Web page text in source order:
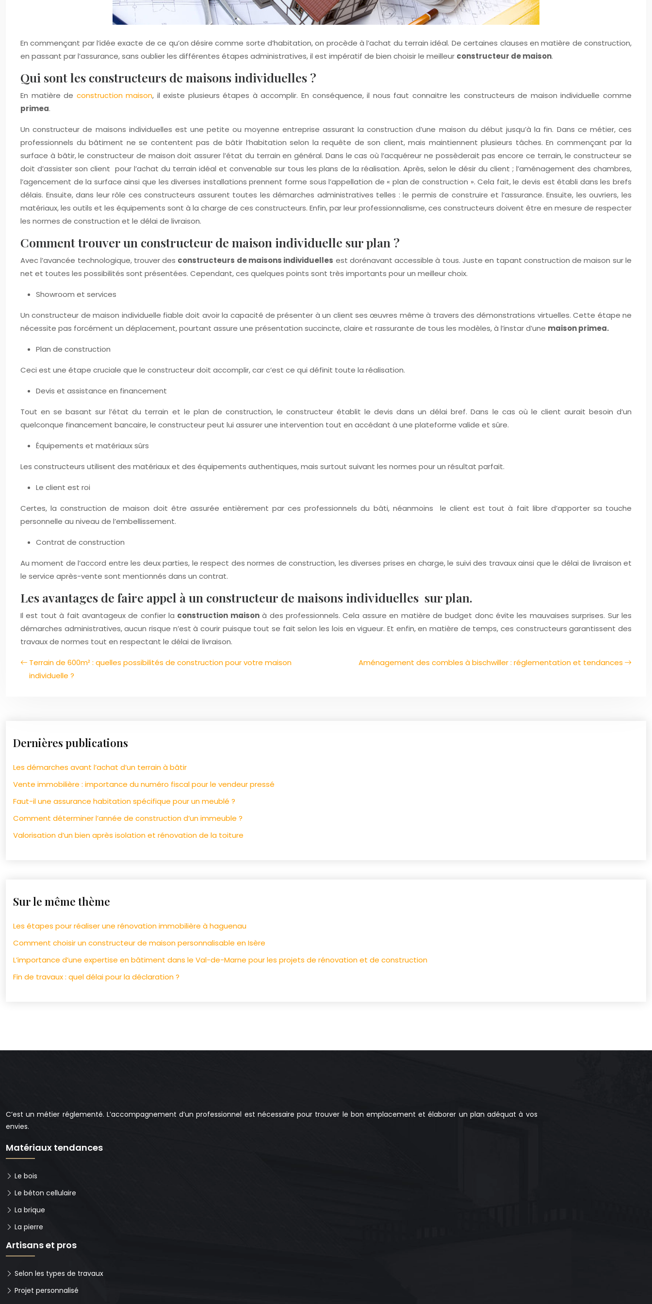
En commençant par l’idée exacte de ce qu’on désire comme sorte d’habitation, on procède à l’achat du terrain idéal. De certaines clauses en matière de construction,
en passant par l’assurance, sans oublier les différentes étapes administratives, il est impératif de bien choisir le meilleur constructeur de maison.
Qui sont les constructeurs de maisons individuelles ?
En matière de construction maison, il existe plusieurs étapes à accomplir. En conséquence, il nous faut connaitre les constructeurs de maison individuelle comme
primea.
Un constructeur de maisons individuelles est une petite ou moyenne entreprise assurant la construction d’une maison du début jusqu’à la fin. Dans ce métier, ces
professionnels du bâtiment ne se contentent pas de bâtir l’habitation selon la requête de son client, mais maintiennent plusieurs tâches. En commençant par la
surface à bâtir, le constructeur de maison doit assurer l’état du terrain en général. Dans le cas où l’acquéreur ne possèderait pas encore ce terrain, le constructeur se
doit d’assister son client pour l’achat du terrain idéal et convenable sur tous les plans de la réalisation. Après, selon le désir du client ; l’aménagement des chambres,
l’agencement de la surface ainsi que les diverses installations prennent forme sous l’appellation de « plan de construction ». Cela fait, le devis est établi dans les brefs
délais. Ensuite, dans leur rôle ces constructeurs assurent toutes les démarches administratives telles : le permis de construire et l’assurance. Ensuite, les ouvriers, les
matériaux, les outils et les équipements sont à la charge de ces constructeurs. Enfin, par leur professionnalisme, ces constructeurs doivent être en mesure de respecter
les normes de construction et le délai de livraison.
Comment trouver un constructeur de maison individuelle sur plan ?
Avec l’avancée technologique, trouver des constructeurs de maisons individuelles est dorénavant accessible à tous. Juste en tapant construction de maison sur le
net et toutes les possibilités sont présentées. Cependant, ces quelques points sont très importants pour un meilleur choix.
Showroom et services
Un constructeur de maison individuelle fiable doit avoir la capacité de présenter à un client ses œuvres même à travers des démonstrations virtuelles. Cette étape ne
nécessite pas forcément un déplacement, pourtant assure une présentation succincte, claire et rassurante de tous les modèles, à l’instar d’une maison primea.
Plan de construction
Ceci est une étape cruciale que le constructeur doit accomplir, car c’est ce qui définit toute la réalisation.
Devis et assistance en financement
Tout en se basant sur l’état du terrain et le plan de construction, le constructeur établit le devis dans un délai bref. Dans le cas où le client aurait besoin d’un
quelconque financement bancaire, le constructeur peut lui assurer une intervention tout en accédant à une plateforme valide et sûre.
Équipements et matériaux sûrs
Les constructeurs utilisent des matériaux et des équipements authentiques, mais surtout suivant les normes pour un résultat parfait.
Le client est roi
Certes, la construction de maison doit être assurée entièrement par ces professionnels du bâti, néanmoins le client est tout à fait libre d’apporter sa touche
personnelle au niveau de l’embellissement.
Contrat de construction
Au moment de l’accord entre les deux parties, le respect des normes de construction, les diverses prises en charge, le suivi des travaux ainsi que le délai de livraison et
le service après-vente sont mentionnés dans un contrat.
Les avantages de faire appel à un constructeur de maisons individuelles sur plan.
Il est tout à fait avantageux de confier la construction maisonà des professionnels. Cela assure en matière de budget donc évite les mauvaises surprises. Sur les
démarches administratives, aucun risque n’est à courir puisque tout se fait selon les lois en vigueur. Et enfin, en matière de temps, ces constructeurs garantissent des
travaux de normes tout en respectant le délai de livraison.
Terrain de 600m² : quelles possibilités de construction pour votre maison
individuelle ?
Aménagement des combles à bischwiller : réglementation et tendances
Dernières publications
Les démarches avant l’achat d’un terrain à bâtir
Vente immobilière : importance du numéro fiscal pour le vendeur pressé
Faut-il une assurance habitation spécifique pour un meublé ?
Comment déterminer l’année de construction d’un immeuble ?
Valorisation d’un bien après isolation et rénovation de la toiture
Sur le même thème
Les étapes pour réaliser une rénovation immobilière à haguenau
Comment choisir un constructeur de maison personnalisable en Isère
L’importance d’une expertise en bâtiment dans le Val-de-Marne pour les projets de rénovation et de construction
Fin de travaux : quel délai pour la déclaration ?
C’est un métier réglementé. L’accompagnement d’un professionnel est nécessaire pour trouver le bon emplacement et élaborer un plan adéquat à vos
envies.
Matériaux tendances
Le bois
Le béton cellulaire
La brique
La pierre
Artisans et pros
Selon les types de travaux
Projet personnalisé